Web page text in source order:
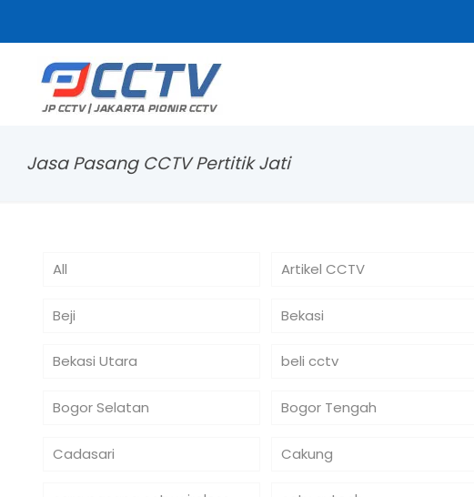
Jasa Pasang CCTV Pertitik Jati
All Artikel CCTV
Beji Bekasi
Bekasi Utara beli cctv
Bogor Selatan Bogor Tengah
Cadasari Cakung